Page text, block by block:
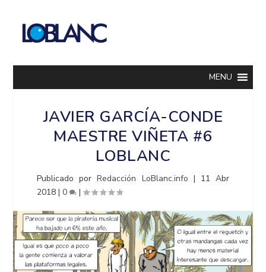
MENU
JAVIER GARCÍA-CONDE
MAESTRE VIÑETA #6
LOBLANC
Publicado porRedacción LoBlanc.info | 11 Abr
2018 |0 |